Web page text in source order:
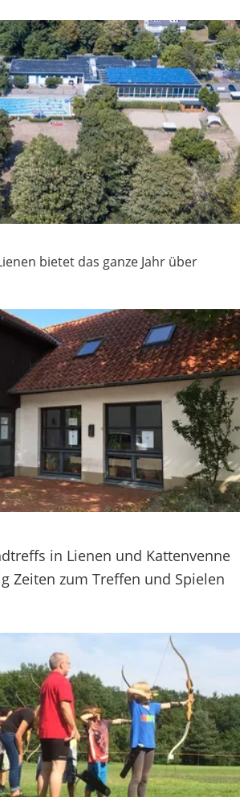
bietet das ganze Jahr über
in Lienen und Kattenvenne
Zeiten zum Treffen und Spielen